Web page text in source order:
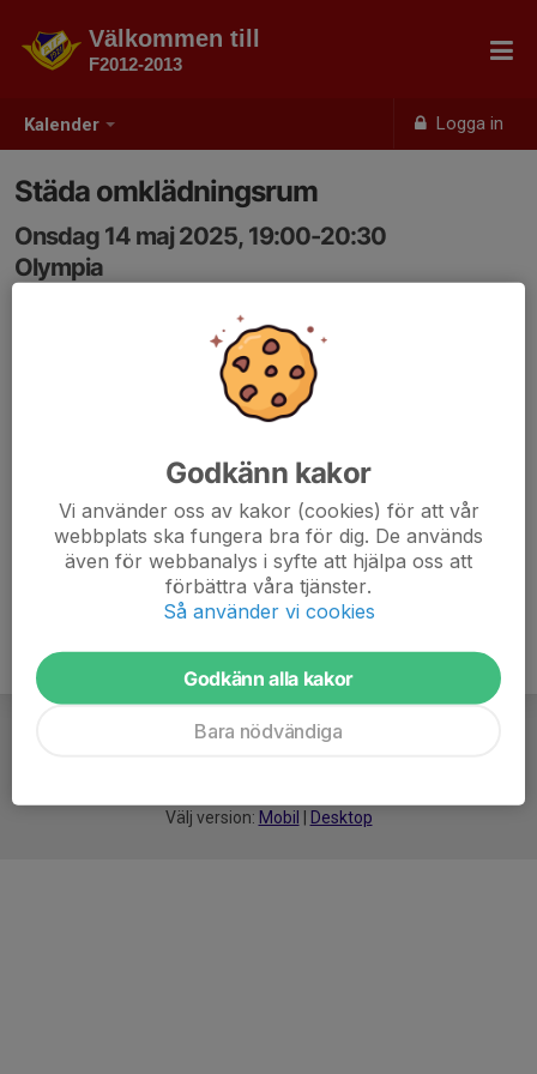
Kalender Logga in
Välkommen till
F2012-2013
Städa omklädningsrum
Onsdag 14 maj 2025, 19:00-20:30
Olympia
Välj version: Mobil Desktop
Godkänn kakor
Vi använder oss av kakor (cookies) för att vår
webbplats ska fungera bra för dig. De används
även för webbanalys i syfte att hjälpa oss att
förbättra våra tjänster.
Så använder vi cookies
Godkänn alla kakor
Bara nödvändiga